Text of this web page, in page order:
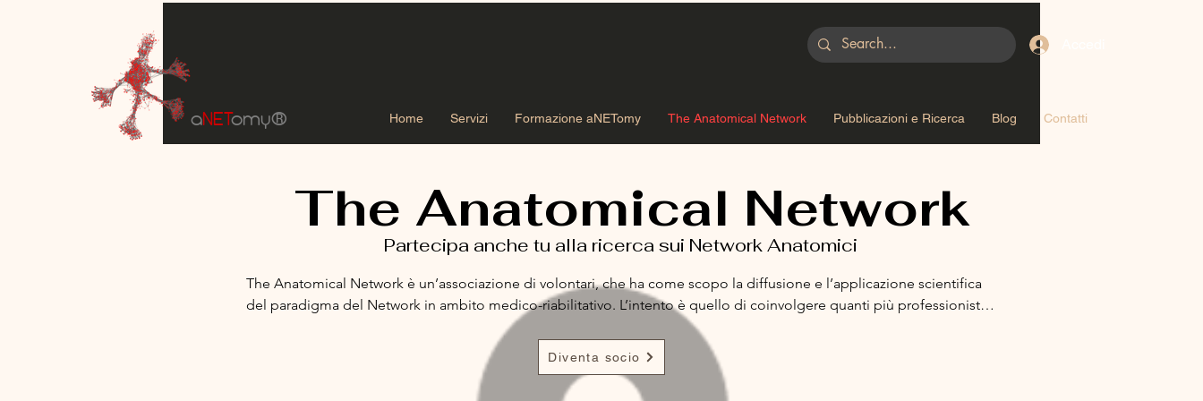
aNETomy® Home Servizi Formazione aNETomy The Anatomical Network Pubblicazioni e Ricerca Blog Contatti
The Anatomical Network
Partecipa anche tu alla ricerca sui Network Anatomici
The Anatomical Network è un’associazione di volontari, che ha come scopo la diffusione e l’applicazione scientifica
del paradigma del Network in ambito medico-riabilitativo. L’intento è quello di coinvolgere quanti più professionisti
che sentono il bisogno di innovarsi, anche attraverso nuovi strumenti capaci di dare risposte più efficaci ed utili nel
loro ambito lavorativo. Associarsi a The Anatomical Network significa far parte di un ampio progetto che prevede una
formazione di alto livello in ambito clinico e terapeutico grazie ad una visione sistemica ben rappresentata nella
scienza della Networks Medicine. Lo studio delle reti complesse e l’uso della network analisi sta modificando
Diventa socio